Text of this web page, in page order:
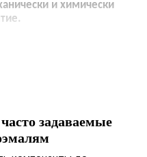
и химически
грунта отшлифовать
сухую» или Р600-1000 «на
поверхность грунта
задаваемые